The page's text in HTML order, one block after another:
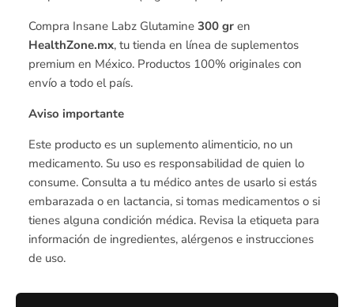
Compra Insane Labz Glutamine 300 gr en
HealthZone.mx, tu tienda en línea de suplementos
premium en México. Productos 100% originales con
envío a todo el país.
Aviso importante
Este producto es un suplemento alimenticio, no un
medicamento. Su uso es responsabilidad de quien lo
consume. Consulta a tu médico antes de usarlo si estás
embarazada o en lactancia, si tomas medicamentos o si
tienes alguna condición médica. Revisa la etiqueta para
información de ingredientes, alérgenos e instrucciones
de uso.